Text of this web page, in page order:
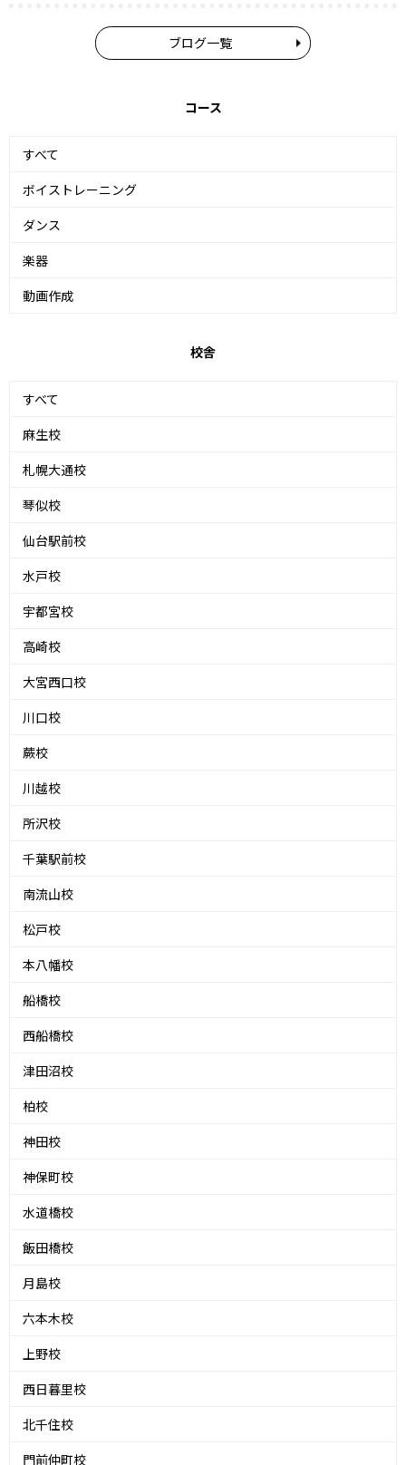
ブログ一覧
コース
すべて
ボイストレーニング
ダンス
楽器
動画作成
校舎
すべて
麻生校
札幌大通校
琴似校
仙台駅前校
水戸校
宇都宮校
高崎校
大宮西口校
川口校
蕨校
川越校
所沢校
千葉駅前校
南流山校
松戸校
本八幡校
船橋校
西船橋校
津田沼校
柏校
神田校
神保町校
水道橋校
飯田橋校
月島校
六本木校
上野校
西日暮里校
北千住校
門前仲町校